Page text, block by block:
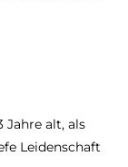
Jahre alt, als
Leidenschaft